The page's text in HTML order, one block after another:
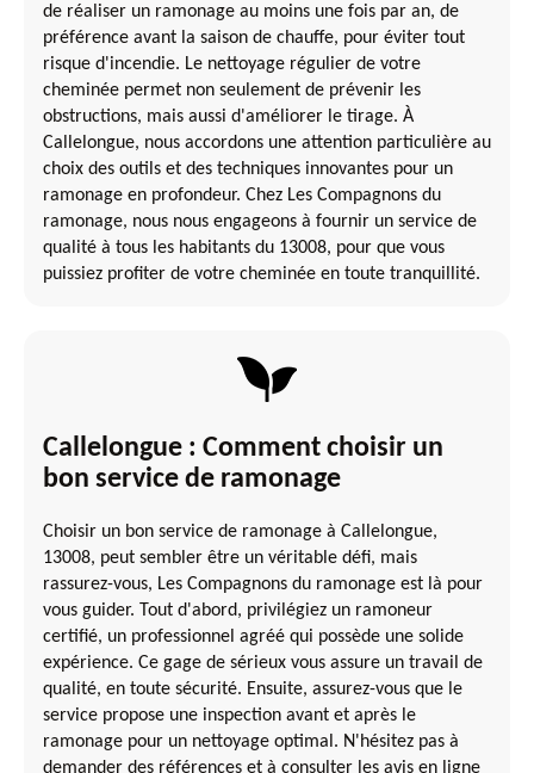
de réaliser un ramonage au moins une fois par an, de
préférence avant la saison de chauffe, pour éviter tout
risque d'incendie. Le nettoyage régulier de votre
cheminée permet non seulement de prévenir les
obstructions, mais aussi d'améliorer le tirage. À
Callelongue, nous accordons une attention particulière au
choix des outils et des techniques innovantes pour un
ramonage en profondeur. Chez Les Compagnons du
ramonage, nous nous engageons à fournir un service de
qualité à tous les habitants du 13008, pour que vous
puissiez profiter de votre cheminée en toute tranquillité.
Callelongue : Comment choisir un
bon service de ramonage
Choisir un bon service de ramonage à Callelongue,
13008, peut sembler être un véritable défi, mais
rassurez-vous, Les Compagnons du ramonage est là pour
vous guider. Tout d'abord, privilégiez un ramoneur
certifié, un professionnel agréé qui possède une solide
expérience. Ce gage de sérieux vous assure un travail de
qualité, en toute sécurité. Ensuite, assurez-vous que le
service propose une inspection avant et après le
ramonage pour un nettoyage optimal. N'hésitez pas à
demander des références et à consulter les avis en ligne